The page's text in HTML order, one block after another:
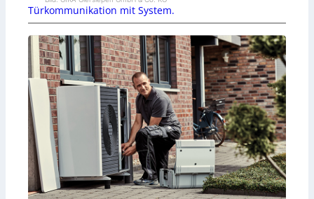
Türkommunikation mit System.